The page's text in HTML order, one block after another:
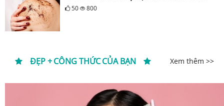
50 800
ĐẸP + CÔNG THỨC CỦA BẠN Xem thêm >>